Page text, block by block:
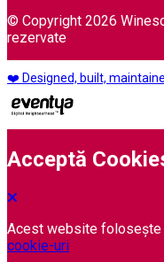
© Copyright 2026
rezervate
❤️ Designed, built,
Acceptă
Acest website folosește
cookie-uri